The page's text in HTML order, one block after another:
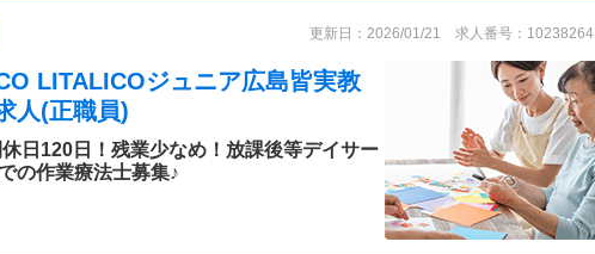
更新日：2026/01/21 求人番号：10238264
LITALICOジュニア広島皆実教
人(正職員)
休日120日！残業少なめ！放課後等デイサー
の作業療法士募集♪